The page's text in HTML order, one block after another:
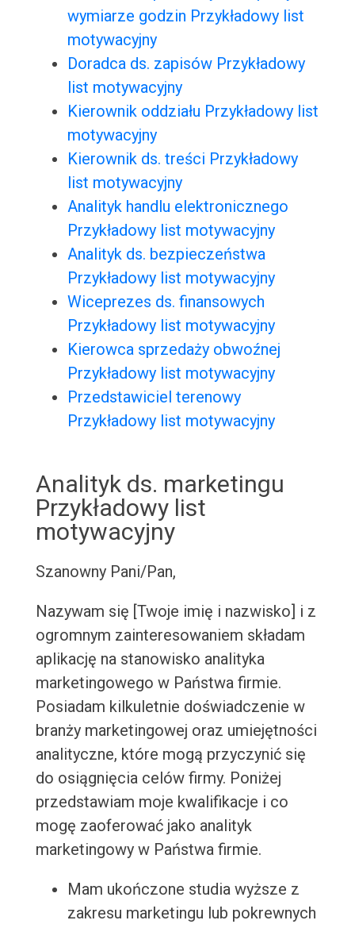
wymiarze godzin Przykładowy list
motywacyjny
Doradca ds. zapisów Przykładowy
list motywacyjny
Kierownik oddziału Przykładowy list
motywacyjny
Kierownik ds. treści Przykładowy
list motywacyjny
Analityk handlu elektronicznego
Przykładowy list motywacyjny
Analityk ds. bezpieczeństwa
Przykładowy list motywacyjny
Wiceprezes ds. finansowych
Przykładowy list motywacyjny
Kierowca sprzedaży obwoźnej
Przykładowy list motywacyjny
Przedstawiciel terenowy
Przykładowy list motywacyjny
Analityk ds. marketingu
Przykładowy list
motywacyjny
Szanowny Pani/Pan,
Nazywam się [Twoje imię i nazwisko] i z
ogromnym zainteresowaniem składam
aplikację na stanowisko analityka
marketingowego w Państwa firmie.
Posiadam kilkuletnie doświadczenie w
branży marketingowej oraz umiejętności
analityczne, które mogą przyczynić się
do osiągnięcia celów firmy. Poniżej
przedstawiam moje kwalifikacje i co
mogę zaoferować jako analityk
marketingowy w Państwa firmie.
Mam ukończone studia wyższe z
zakresu marketingu lub pokrewnych